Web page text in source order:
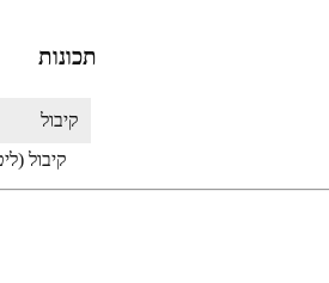
תכונות
קיבול
קיבול